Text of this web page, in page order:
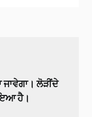
ਜਾਵੇਗਾ। ਲੋੜੀਂਦੇ
ਹੈ।